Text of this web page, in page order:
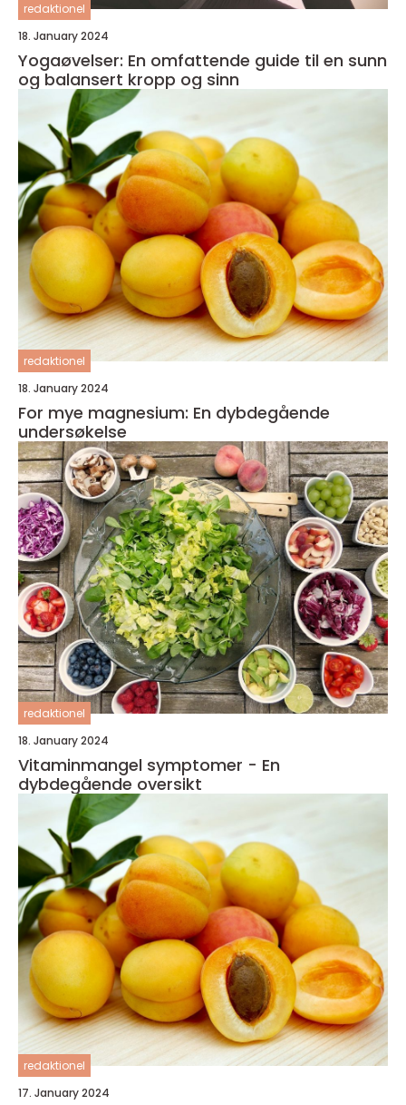
redaktionel
18. January 2024
Yogaøvelser: En omfattende guide til en sunn
og balansert kropp og sinn
redaktionel
18. January 2024
For mye magnesium: En dybdegående
undersøkelse
redaktionel
18. January 2024
Vitaminmangel symptomer - En
dybdegående oversikt
redaktionel
17. January 2024